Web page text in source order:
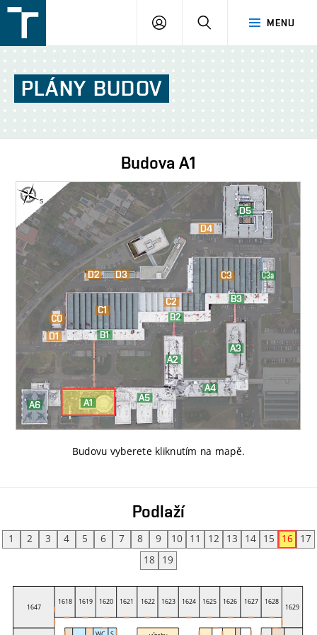
v
Brně
MENU
PŘIHLÁŠENÍ
PLÁNY BUDOV
Budova A1
Budovu vyberete kliknutím na mapě.
Podlaží
1 2 3 4 5 6 7 8 9 10 11 12 13 14 15 16 17
18
19